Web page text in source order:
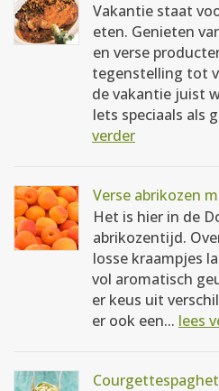
Vakantie staat
eten. Genieten
en verse
tegenstelling tot
de vakantie juist
Iets speciaals als
verder
Verse abrikozen
Het is hier in de
abrikozentijd.
losse kraampjes
vol aromatisch
er keus uit
er ook een... lees